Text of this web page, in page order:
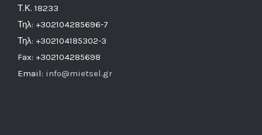
Τ.Κ. 18233
Τηλ: +302104285696-7
Τηλ: +302104185302-3
Fax: +302104285698
Email: info@mietsel.gr